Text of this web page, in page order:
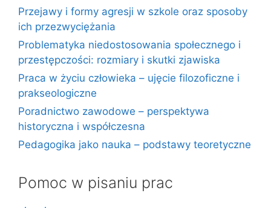
Przejawy i formy agresji w szkole oraz sposoby
ich przezwyciężania
Problematyka niedostosowania społecznego i
przestępczości: rozmiary i skutki zjawiska
Praca w życiu człowieka – ujęcie filozoficzne i
prakseologiczne
Poradnictwo zawodowe – perspektywa
historyczna i współczesna
Pedagogika jako nauka – podstawy teoretyczne
Pomoc w pisaniu prac